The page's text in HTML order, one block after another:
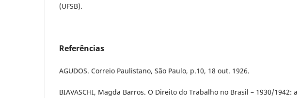
(UFSB).
Referências
AGUDOS. Correio Paulistano, São Paulo, p.10, 18 out. 1926.
BIAVASCHI, Magda Barros. O Direito do Trabalho no Brasil – 1930/1942: a